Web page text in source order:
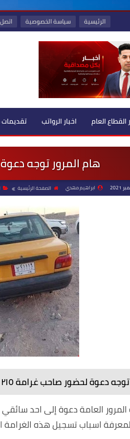
الرئيسية سياسة الخصوصية اتصل
القطاع العام اخبار الرواتب
هام المرور توجه دعوة
ابراهيم مهدي الصفحة الرئيسية
دعوة لحضور صاحب غرامة ٢١٥ مليونا
اسباب تسجيل هذه الغرامة